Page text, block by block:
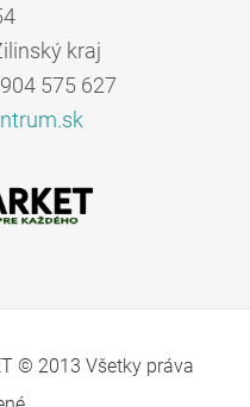
kraj
575 627
sk
© 2013 Všetky práva